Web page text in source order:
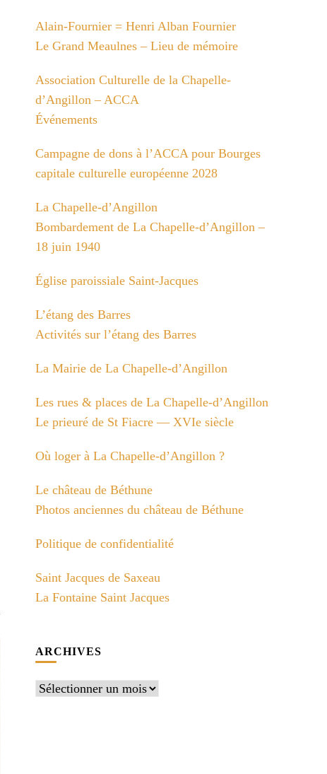
Alain-Fournier = Henri Alban Fournier
Le Grand Meaulnes – Lieu de mémoire
Association Culturelle de la Chapelle-
d’Angillon – ACCA
Événements
Campagne de dons à l’ACCA pour Bourges
capitale culturelle européenne 2028
La Chapelle-d’Angillon
Bombardement de La Chapelle-d’Angillon –
18 juin 1940
Église paroissiale Saint-Jacques
L’étang des Barres
Activités sur l’étang des Barres
La Mairie de La Chapelle-d’Angillon
Les rues & places de La Chapelle-d’Angillon
Le prieuré de St Fiacre — XVIe siècle
Où loger à La Chapelle-d’Angillon ?
Le château de Béthune
Photos anciennes du château de Béthune
Politique de confidentialité
Saint Jacques de Saxeau
La Fontaine Saint Jacques
ARCHIVES
Archives